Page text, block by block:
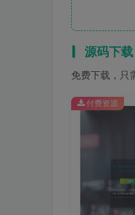
源码下载
免费下载，只
付费资源